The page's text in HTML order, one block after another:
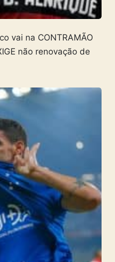
vai na CONTRAMÃO
não renovação de